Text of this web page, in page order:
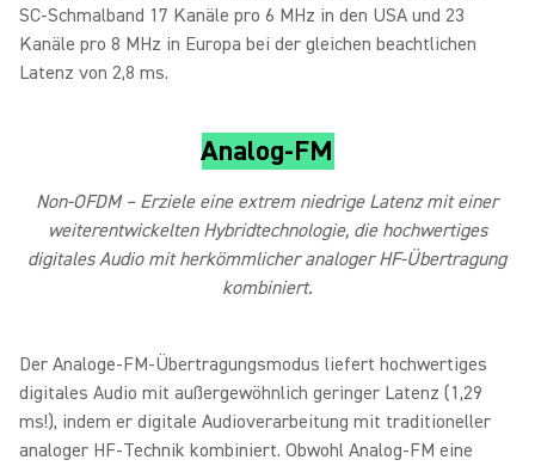
SC-Schmalband 17 Kanäle pro 6 MHz in den USA und 23
Kanäle pro 8 MHz in Europa bei der gleichen beachtlichen
Latenz von 2,8 ms.
Analog-FM
Non-OFDM – Erziele eine extrem niedrige Latenz mit einer
weiterentwickelten Hybridtechnologie, die hochwertiges
digitales Audio mit herkömmlicher analoger HF-Übertragung
kombiniert.
Der Analoge-FM-Übertragungsmodus liefert hochwertiges
digitales Audio mit außergewöhnlich geringer Latenz (1,29
ms!), indem er digitale Audioverarbeitung mit traditioneller
analoger HF-Technik kombiniert. Obwohl Analog-FM eine